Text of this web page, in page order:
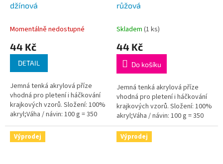
džínová
Momentálně nedostupné
44 Kč
DETAIL
Jemná tenká akrylová příze
vhodná pro pletení i háčkování
krajkových vzorů. Složení: 100%
akryl;Váha / návin: 100 g = 350
m;Doporučená velikost jehlic /
háčku: 2,5 - 3,5 / 1-3 mm.
růžová
Skladem (1 ks)
44 Kč
Do košíku
Jemná tenká akrylová příze
vhodná pro pletení i háčkování
krajkových vzorů. Složení: 100%
akryl;Váha / návin: 100 g = 350
m;Doporučená velikost jehlic /...
Výprodej Výprodej